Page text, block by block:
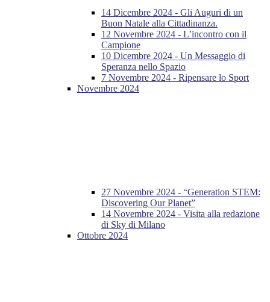
14 Dicembre 2024 - Gli Auguri di un
Buon Natale alla Cittadinanza.
12 Novembre 2024 - L’incontro con il
Campione
10 Dicembre 2024 - Un Messaggio di
Speranza nello Spazio
7 Novembre 2024 - Ripensare lo Sport
Novembre 2024
27 Novembre 2024 - “Generation STEM:
Discovering Our Planet”
14 Novembre 2024 - Visita alla redazione
di Sky di Milano
Ottobre 2024